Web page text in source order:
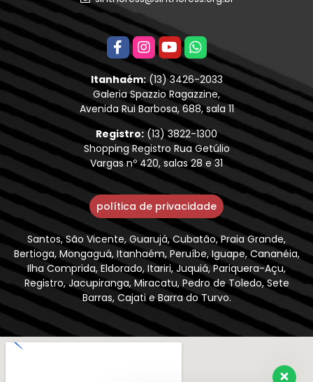
Itanhaém:(13) 3426-2033
Galeria Spazzio Ragazzine,
Avenida Rui Barbosa, 688, sala 11
Registro:(13) 3822-1300
Shopping Registro Rua Getúlio
Vargas nº 420, salas 28 e 31
política de privacidade
Santos, São Vicente, Guarujá, Cubatão, Praia Grande,
Bertioga, Mongaguá, Itanhaém, Peruíbe, Iguape, Cananéia,
Ilha Comprida, Eldorado, Itariri, Juquiá, Pariquera-Açu,
Registro, Jacupiranga, Miracatu, Pedro de Toledo, Sete
Barras, Cajati e Barra do Turvo.